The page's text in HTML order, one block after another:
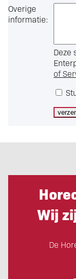
Overige
informatie:
Deze
of
Wij
De